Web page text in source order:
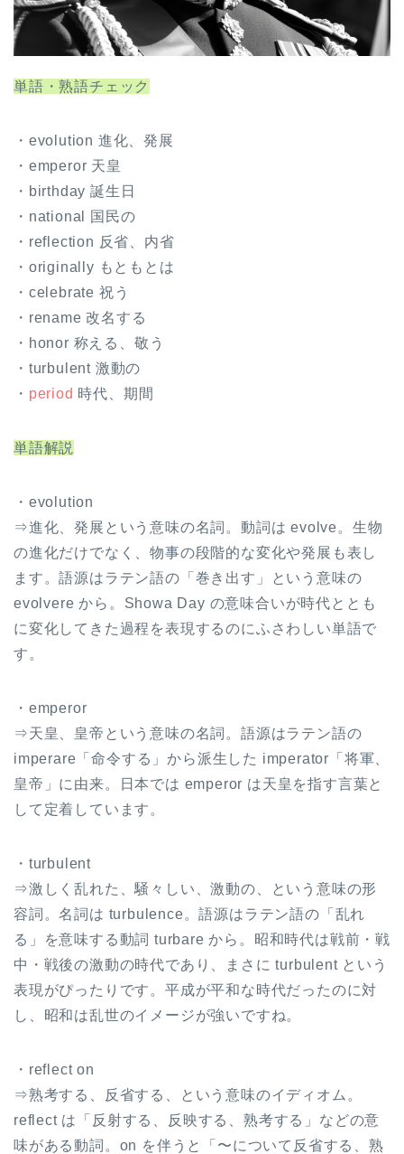
単語・熟語チェック
・evolution 進化、発展
・emperor 天皇
・birthday 誕生日
・national 国民の
・reflection 反省、内省
・originally もともとは
・celebrate 祝う
・rename 改名する
・honor 称える、敬う
・turbulent 激動の
・ period 時代、期間
単語解説
・evolution
⇒進化、発展という意味の名詞。動詞は evolve。生物
の進化だけでなく、物事の段階的な変化や発展も表し
ます。語源はラテン語の「巻き出す」という意味の
evolvere から。Showa Day の意味合いが時代ととも
に変化してきた過程を表現するのにふさわしい単語で
す。
・emperor
⇒天皇、皇帝という意味の名詞。語源はラテン語の
imperare「命令する」から派生した imperator「将軍、
皇帝」に由来。日本では emperor は天皇を指す言葉と
して定着しています。
・turbulent
⇒激しく乱れた、騒々しい、激動の、という意味の形
容詞。名詞は turbulence。語源はラテン語の「乱れ
る」を意味する動詞 turbare から。昭和時代は戦前・戦
中・戦後の激動の時代であり、まさに turbulent という
表現がぴったりです。平成が平和な時代だったのに対
し、昭和は乱世のイメージが強いですね。
・reflect on
⇒熟考する、反省する、という意味のイディオム。
reflect は「反射する、反映する、熟考する」などの意
味がある動詞。on を伴うと「〜について反省する、熟